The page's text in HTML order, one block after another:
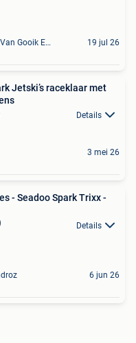
Roosdaal+Deel Van Gooik En Sint-Kwintens-Lennik 19 jul 26
Jetski’s raceklaar met
Details
3 mei 26
- Seadoo Spark Trixx -
Details
6 jun 26